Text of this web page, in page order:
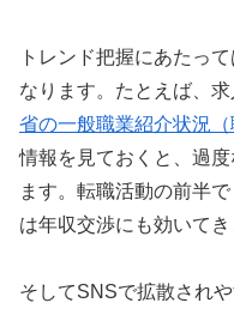
トレンド把握にあたっ
なります。たとえば、求
省の一般職業紹介状況（
情報を見ておくと、過
ます。転職活動の前半
は年収交渉にも効いてき
そしてSNSで拡散され